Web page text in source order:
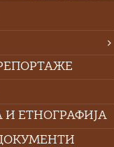
И ЕТНОГРАФИЈА